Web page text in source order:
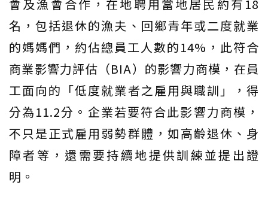
會及漁會合作，在地聘用當地居民約有18
名，包括退休的漁夫、回鄉青年或二度就業
的媽媽們，約佔總員工人數的14%，此符合
商業影響力評估（BIA）的影響力商模，在員
工面向的「低度就業者之雇用與職訓」，得
分為11.2分。企業若要符合此影響力商模，
不只是正式雇用弱勢群體，如高齡退休、身
障者等，還需要持續地提供訓練並提出證
明。